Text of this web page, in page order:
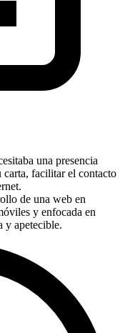
una presencia
carta, facilitar el contacto
de una web en
y enfocada en
y apetecible.